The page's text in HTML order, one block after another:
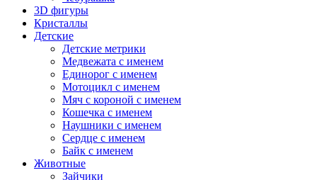
3D фигуры
Кристаллы
Детские
Детские метрики
Медвежата с именем
Единорог с именем
Мотоцикл с именем
Мяч с короной с именем
Кошечка с именем
Наушники с именем
Сердце с именем
Байк с именем
Животные
Зайчики